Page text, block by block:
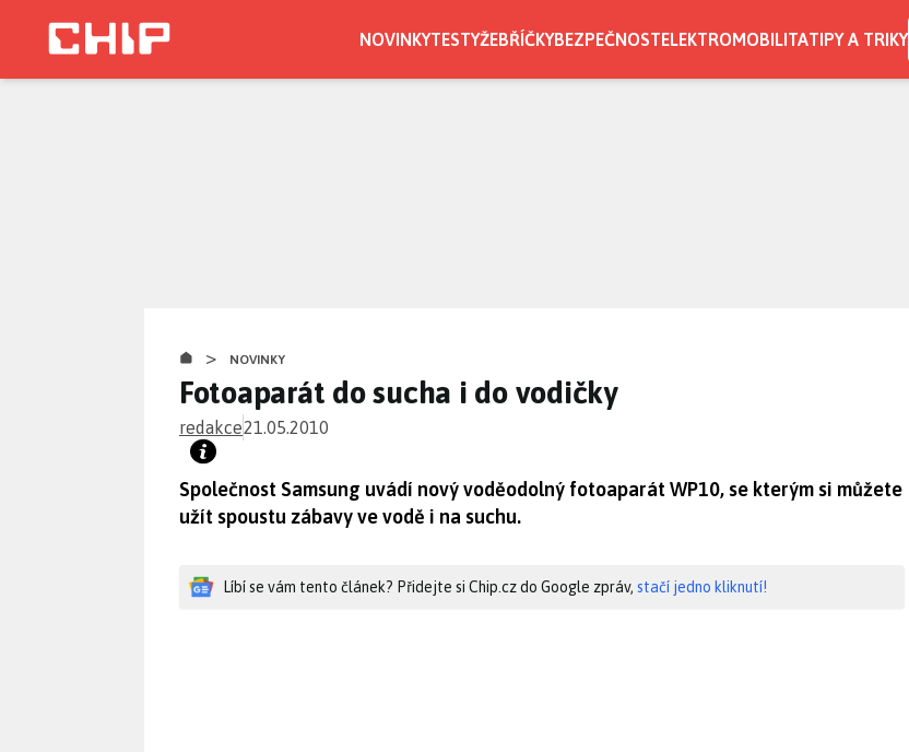
NOVINKYTESTYŽEBŘÍČKYBEZPEČNOSTELEKTROMOBILITATIPY A TRIKY
> NOVINKY
Fotoaparát do sucha i do vodičky
redakce21.05.2010
Společnost Samsung uvádí nový voděodolný fotoaparát WP10, se kterým si můžete
užít spoustu zábavy ve vodě i na suchu.
Líbí se vám tento článek? Přidejte si Chip.cz do Google zpráv, stačí jedno kliknutí!